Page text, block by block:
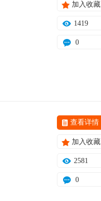
加入收藏
1419
0
查看详情
加入收藏
2581
0